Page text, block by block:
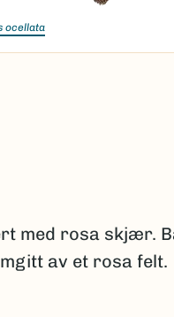
ocellata
med rosa skjær.
av et rosa felt.